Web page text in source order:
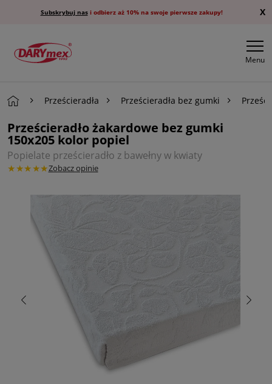
Subskrybuj nasi odbierz aż 10% na swoje pierwsze zakupy! X
Menu
Prześcieradła Prześcieradła bez gumki
Prześcieradło żakardowe bez gumki
150x205 kolor popiel
Popielate prześcieradło z bawełny w kwiaty
★★★★★Zobacz opinie